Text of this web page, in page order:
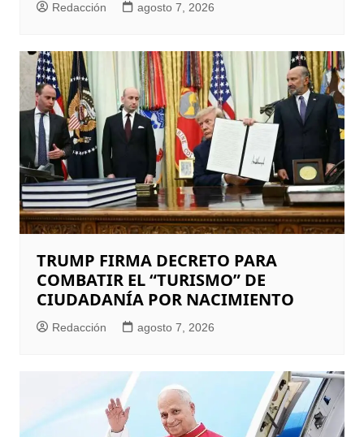
Redacción agosto 7, 2026
TRUMP FIRMA DECRETO PARA
COMBATIR EL “TURISMO” DE
CIUDADANÍA POR NACIMIENTO
Redacción agosto 7, 2026